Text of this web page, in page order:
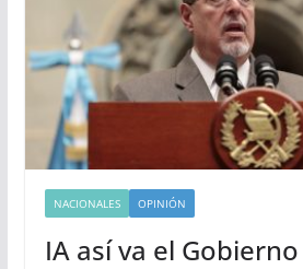
NACIONALES OPINIÓN
IA así va el